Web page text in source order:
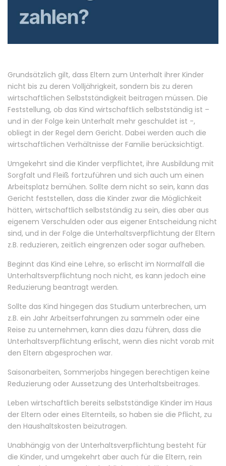
Grundsätzlich gilt, dass Eltern zum Unterhalt ihrer Kinder
nicht bis zu deren Volljährigkeit, sondern bis zu deren
wirtschaftlichen Selbstständigkeit beitragen müssen. Die
Feststellung, ob das Kind wirtschaftlich selbstständig ist –
und in der Folge kein Unterhalt mehr geschuldet ist -,
obliegt in der Regel dem Gericht. Dabei werden auch die
wirtschaftlichen Verhältnisse der Familie berücksichtigt.
Umgekehrt sind die Kinder verpflichtet, ihre Ausbildung mit
Sorgfalt und Fleiß fortzuführen und sich auch um einen
Arbeitsplatz bemühen. Sollte dem nicht so sein, kann das
Gericht feststellen, dass die Kinder zwar die Möglichkeit
hätten, wirtschaftlich selbstständig zu sein, dies aber aus
eigenem Verschulden oder aus eigener Entscheidung nicht
sind, und in der Folge die Unterhaltsverpflichtung der Eltern
z.B. reduzieren, zeitlich eingrenzen oder sogar aufheben.
Beginnt das Kind eine Lehre, so erlischt im Normalfall die
Unterhaltsverpflichtung noch nicht, es kann jedoch eine
Reduzierung beantragt werden.
Sollte das Kind hingegen das Studium unterbrechen, um
z.B. ein Jahr Arbeitserfahrungen zu sammeln oder eine
Reise zu unternehmen, kann dies dazu führen, dass die
Unterhaltsverpflichtung erlischt, wenn dies nicht vorab mit
den Eltern abgesprochen war.
Saisonarbeiten, Sommerjobs hingegen berechtigen keine
Reduzierung oder Aussetzung des Unterhaltsbeitrages.
Leben wirtschaftlich bereits selbstständige Kinder im Haus
der Eltern oder eines Elternteils, so haben sie die Pflicht, zu
den Haushaltskosten beizutragen.
Unabhängig von der Unterhaltsverpflichtung besteht für
die Kinder, und umgekehrt aber auch für die Eltern, rein